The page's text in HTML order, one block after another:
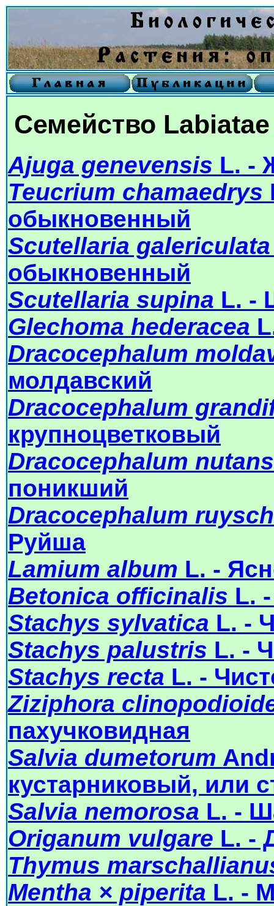
Семейство
Ajuga genevensis L. -
Teucrium chamaedrys
обыкновенный
Scutellaria galericulata
обыкновенный
Scutellaria supina L. -
Glechoma hederacea
Dracocephalum
молдавский
Dracocephalum
крупноцветковый
Dracocephalum nutans
поникший
Dracocephalum
Руйша
Lamium album L. -
Betonica officinalis L.
Stachys sylvatica L. -
Stachys palustris L. -
Stachys recta L. -
Ziziphora
пахучковидная
Salvia dumetorum
кустарниковый, или
Salvia nemorosa L. -
Origanum vulgare L. -
Thymus
Mentha × piperita L. -